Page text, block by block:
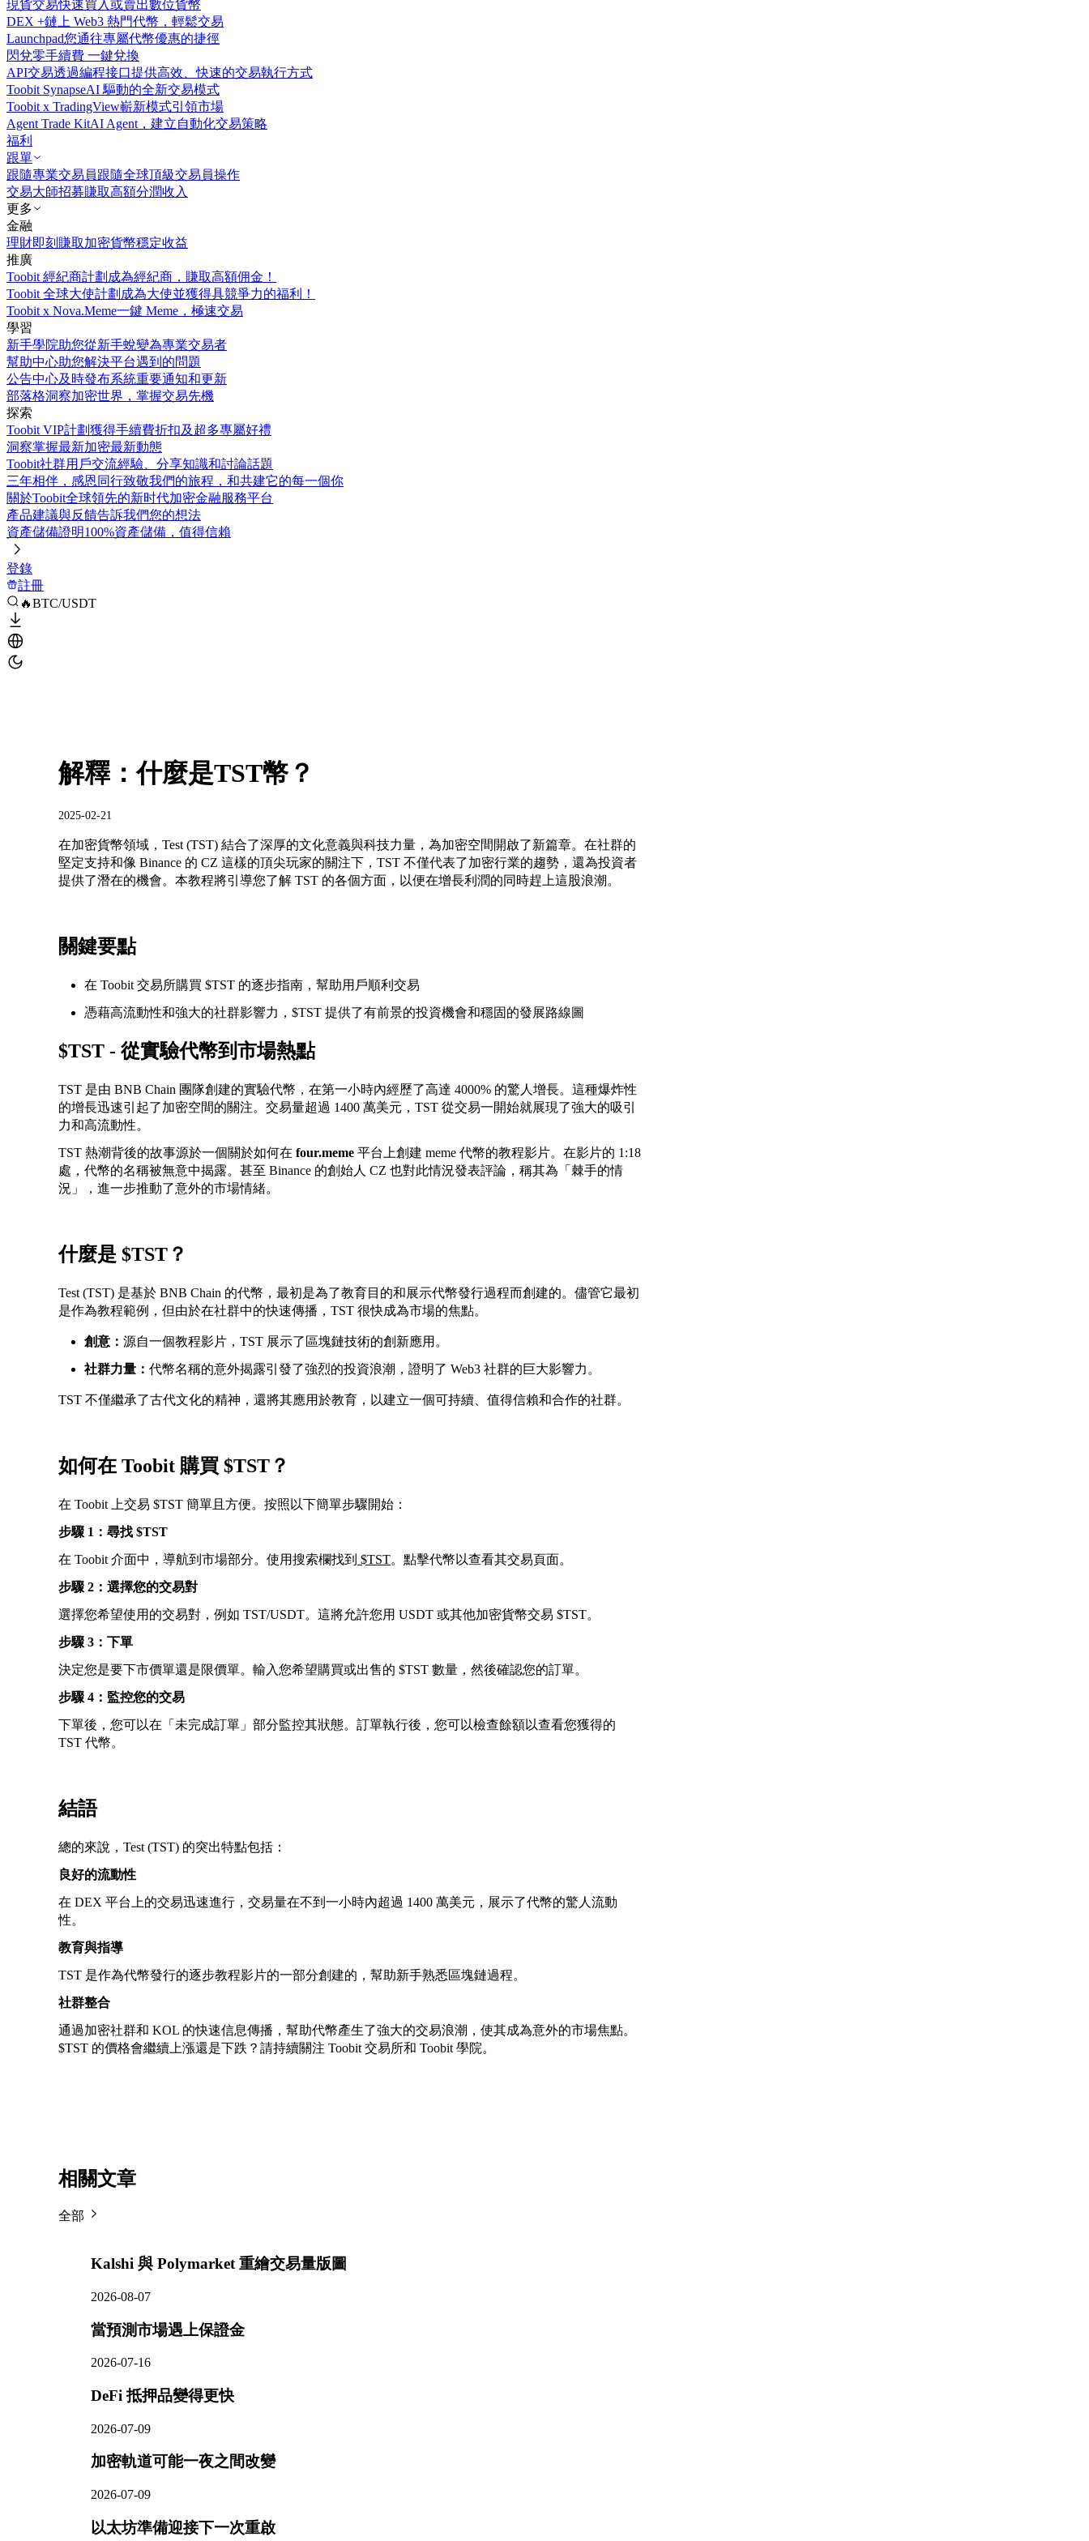
現貨交易快速買入或賣出數位貨幣
DEX +鏈上 Web3 熱門代幣，輕鬆交易
Launchpad您通往專屬代幣優惠的捷徑
閃兌零手續費 一鍵兌換
API交易透過編程接口提供高效、快速的交易執行方式
Toobit SynapseAI 驅動的全新交易模式
Toobit x TradingView嶄新模式引領市場
Agent Trade KitAI Agent，建立自動化交易策略
福利
跟單
跟隨專業交易員跟隨全球頂級交易員操作
交易大師招募賺取高額分潤收入
更多
金融
理財即刻賺取加密貨幣穩定收益
推廣
Toobit 經紀商計劃 成為經紀商，賺取高額佣金！
Toobit 全球大使計劃 成為大使並獲得具競爭力的福利！
Toobit x Nova.Meme一鍵 Meme，極速交易
學習
新手學院助您從新手蛻變為專業交易者
幫助中心助您解決平台遇到的問題
公告中心及時發布系統重要通知和更新
部落格洞察加密世界，掌握交易先機
探索
Toobit VIP計劃獲得手續費折扣及超多專屬好禮
洞察掌握最新加密最新動態
Toobit社群用戶交流經驗、分享知識和討論話題
三年相伴，感恩同行致敬我們的旅程，和共建它的每一個你
關於Toobit全球領先的新时代加密金融服務平台
產品建議與反饋告訴我們您的想法
資產儲備證明100%資產儲備，值得信賴
登錄
註冊
🔥BTC/USDT
解釋：什麼是TST幣？
2025-02-21
在加密貨幣領域，Test (TST) 結合了深厚的文化意義與科技力量，為加密空間開啟了新篇章。在社群的
堅定支持和像 Binance 的 CZ 這樣的頂尖玩家的關注下，TST 不僅代表了加密行業的趨勢，還為投資者
提供了潛在的機會。本教程將引導您了解 TST 的各個方面，以便在增長利潤的同時趕上這股浪潮。
關鍵要點
在 Toobit 交易所購買 $TST 的逐步指南，幫助用戶順利交易
憑藉高流動性和強大的社群影響力，$TST 提供了有前景的投資機會和穩固的發展路線圖
$TST - 從實驗代幣到市場熱點
TST 是由 BNB Chain 團隊創建的實驗代幣，在第一小時內經歷了高達 4000% 的驚人增長。這種爆炸性
的增長迅速引起了加密空間的關注。交易量超過 1400 萬美元，TST 從交易一開始就展現了強大的吸引
力和高流動性。
TST 熱潮背後的故事源於一個關於如何在 four.meme 平台上創建 meme 代幣的教程影片。在影片的 1:18
處，代幣的名稱被無意中揭露。甚至 Binance 的創始人 CZ 也對此情況發表評論，稱其為「棘手的情
況」，進一步推動了意外的市場情緒。
什麼是 $TST？
Test (TST) 是基於 BNB Chain 的代幣，最初是為了教育目的和展示代幣發行過程而創建的。儘管它最初
是作為教程範例，但由於在社群中的快速傳播，TST 很快成為市場的焦點。
創意： 源自一個教程影片，TST 展示了區塊鏈技術的創新應用。
社群力量： 代幣名稱的意外揭露引發了強烈的投資浪潮，證明了 Web3 社群的巨大影響力。
TST 不僅繼承了古代文化的精神，還將其應用於教育，以建立一個可持續、值得信賴和合作的社群。
如何在 Toobit 購買 $TST？
在 Toobit 上交易 $TST 簡單且方便。按照以下簡單步驟開始：
步驟 1：尋找 $TST
在 Toobit 介面中，導航到市場部分。使用搜索欄找到 $TST。點擊代幣以查看其交易頁面。
步驟 2：選擇您的交易對
選擇您希望使用的交易對，例如 TST/USDT。這將允許您用 USDT 或其他加密貨幣交易 $TST。
步驟 3：下單
決定您是要下市價單還是限價單。輸入您希望購買或出售的 $TST 數量，然後確認您的訂單。
步驟 4：監控您的交易
下單後，您可以在「未完成訂單」部分監控其狀態。訂單執行後，您可以檢查餘額以查看您獲得的
TST 代幣。
結語
總的來說，Test (TST) 的突出特點包括：
良好的流動性
在 DEX 平台上的交易迅速進行，交易量在不到一小時內超過 1400 萬美元，展示了代幣的驚人流動
性。
教育與指導
TST 是作為代幣發行的逐步教程影片的一部分創建的，幫助新手熟悉區塊鏈過程。
社群整合
通過加密社群和 KOL 的快速信息傳播，幫助代幣產生了強大的交易浪潮，使其成為意外的市場焦點。
$TST 的價格會繼續上漲還是下跌？請持續關注 Toobit 交易所和 Toobit 學院。
相關文章
全部
Kalshi 與 Polymarket 重繪交易量版圖
2026-08-07
當預測市場遇上保證金
2026-07-16
DeFi 抵押品變得更快
2026-07-09
加密軌道可能一夜之間改變
2026-07-09
以太坊準備迎接下一次重啟